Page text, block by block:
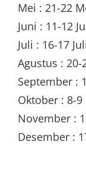
Mei : 21-22
Juni : 11-12
Juli : 16-17
Agustus : 20-
September :
Oktober : 8-
November :
Desember :